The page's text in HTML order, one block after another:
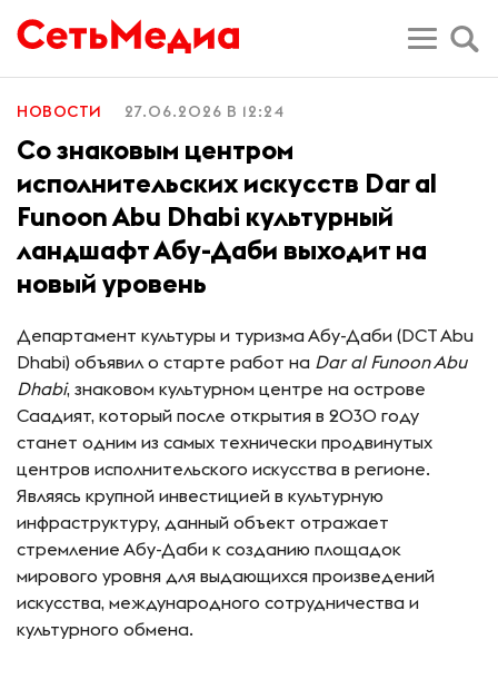
НОВОСТИ 27.06.2026 В 12:24
Со знаковым центром
исполнительских искусств Dar al
Funoon Abu Dhabi культурный
ландшафт Абу-Даби выходит на
новый уровень
Департамент культуры и туризма Абу-Даби (DCT Abu
Dhabi) объявил о старте работ на Dar al Funoon Abu
Dhabi, знаковом культурном центре на острове
Саадият, который после открытия в 2030 году
станет одним из самых технически продвинутых
центров исполнительского искусства в регионе.
Являясь крупной инвестицией в культурную
инфраструктуру, данный объект отражает
стремление Абу-Даби к созданию площадок
мирового уровня для выдающихся произведений
искусства, международного сотрудничества и
культурного обмена.